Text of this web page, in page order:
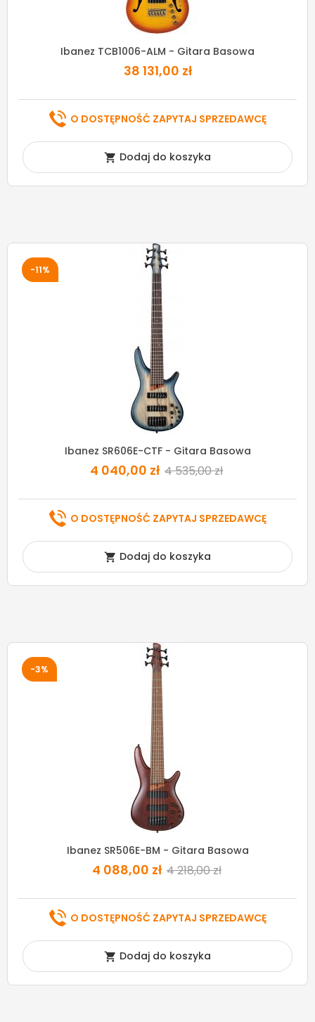
Ibanez TCB1006-ALM - Gitara Basowa
38 131,00 zł
O DOSTĘPNOŚĆ ZAPYTAJ SPRZEDAWCĘ
 Dodaj do koszyka
-11%
Ibanez SR606E-CTF - Gitara Basowa
4 040,00 zł 4 535,00 zł
O DOSTĘPNOŚĆ ZAPYTAJ SPRZEDAWCĘ
 Dodaj do koszyka
-3%
Ibanez SR506E-BM - Gitara Basowa
4 088,00 zł 4 218,00 zł
O DOSTĘPNOŚĆ ZAPYTAJ SPRZEDAWCĘ
 Dodaj do koszyka